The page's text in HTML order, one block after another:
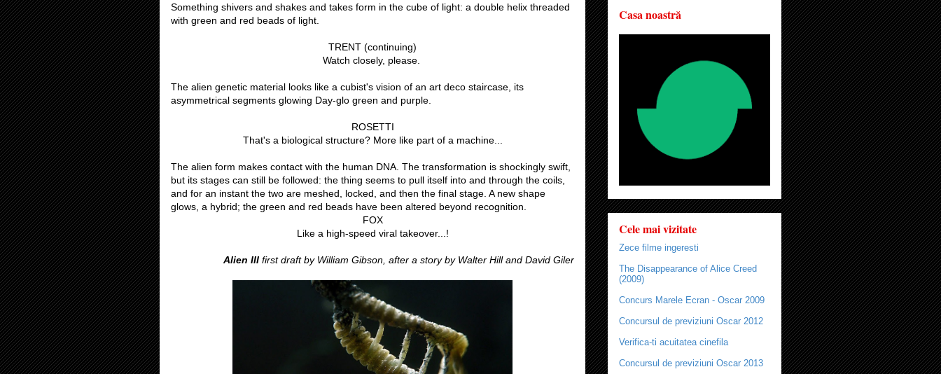
Something shivers and shakes and takes form in the cube of light: a double helix threaded
with green and red beads of light.
TRENT (continuing)
Watch closely, please.
The alien genetic material looks like a cubist's vision of an art deco staircase, its
asymmetrical segments glowing Day-glo green and purple.
ROSETTI
That's a biological structure? More like part of a machine...
The alien form makes contact with the human DNA. The transformation is shockingly swift,
but its stages can still be followed: the thing seems to pull itself into and through the coils,
and for an instant the two are meshed, locked, and then the final stage. A new shape
glows, a hybrid; the green and red beads have been altered beyond recognition.
FOX
Like a high-speed viral takeover...!
Alien III first draft by William Gibson, after a story by Walter Hill and David Giler
Casa noastră
Cele mai vizitate
Zece filme ingeresti
The Disappearance of Alice Creed
(2009)
Concurs Marele Ecran - Oscar 2009
Concursul de previziuni Oscar 2012
Verifica-ti acuitatea cinefila
Concursul de previziuni Oscar 2013